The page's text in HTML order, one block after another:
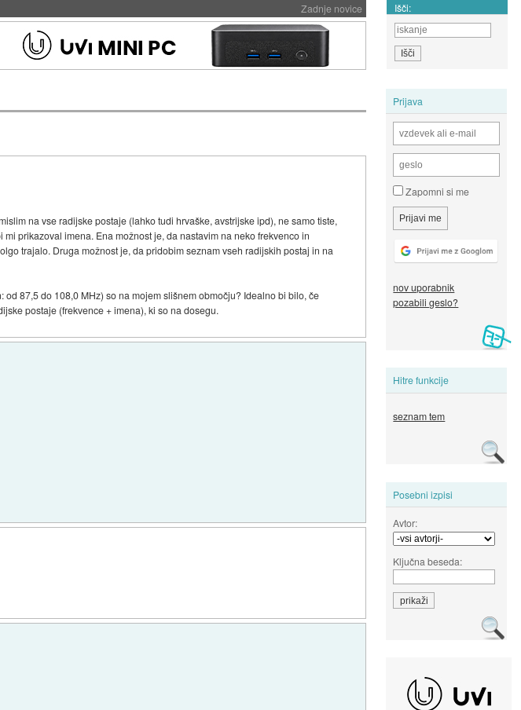
Zadnje novice Išči:
Prijava
Zapomni si me
nov uporabnik
pozabili geslo?
Hitre funkcije
seznam tem
Posebni izpisi
Avtor:
Ključna beseda:
na vse radijske postaje (lahko tudi hrvaške, avstrijske ipd), ne samo tiste,
prikazoval imena. Ena možnost je, da nastavim na neko frekvenco in
trajalo. Druga možnost je, da pridobim seznam vseh radijskih postaj in na
87,5 do 108,0 MHz) so na mojem slišnem območju? Idealno bi bilo, če
postaje (frekvence + imena), ki so na dosegu.